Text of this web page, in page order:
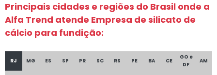
Sílica fundida onde comprar
Silicato de cálcio
Tinta para fundição onde comprar
Principais cidades e regiões do Brasil onde a
Alfa Trend atende Empresa de silicato de
cálcio para fundição:
RJ MG ES SP PR SC RS PE BA CE
GO e
DF
AM